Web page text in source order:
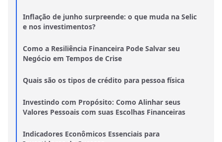
Inflação de junho surpreende: o que muda na Selic
e nos investimentos?
Como a Resiliência Financeira Pode Salvar seu
Negócio em Tempos de Crise
Quais são os tipos de crédito para pessoa física
Investindo com Propósito: Como Alinhar seus
Valores Pessoais com suas Escolhas Financeiras
Indicadores Econômicos Essenciais para